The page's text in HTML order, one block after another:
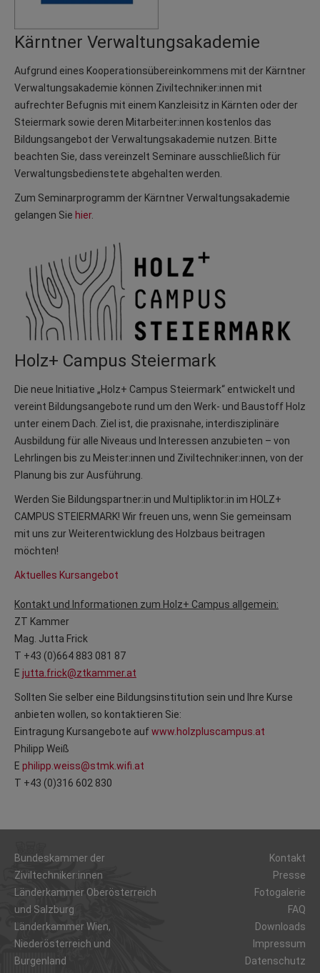
Kärntner Verwaltungsakademie
Aufgrund eines Kooperationsübereinkommens mit der Kärntner
Verwaltungsakademie können Ziviltechniker:innen mit
aufrechter Befugnis mit einem Kanzleisitz in Kärnten oder der
Steiermark sowie deren Mitarbeiter:innen kostenlos das
Bildungsangebot der Verwaltungsakademie nutzen. Bitte
beachten Sie, dass vereinzelt Seminare ausschließlich für
Verwaltungsbedienstete abgehalten werden.
Zum Seminarprogramm der Kärntner Verwaltungsakademie
gelangen Sie hier.
Holz+ Campus Steiermark
Die neue Initiative „Holz+ Campus Steiermark“ entwickelt und
vereint Bildungsangebote rund um den Werk- und Baustoff Holz
unter einem Dach. Ziel ist, die praxisnahe, interdisziplinäre
Ausbildung für alle Niveaus und Interessen anzubieten – von
Lehrlingen bis zu Meister:innen und Ziviltechniker:innen, von der
Planung bis zur Ausführung.
Werden Sie Bildungspartner:in und Multipliktor:in im HOLZ+
CAMPUS STEIERMARK! Wir freuen uns, wenn Sie gemeinsam
mit uns zur Weiterentwicklung des Holzbaus beitragen
möchten!
Aktuelles Kursangebot
Kontakt und Informationen zum Holz+ Campus allgemein:
ZT Kammer
Mag. Jutta Frick
T +43 (0)664 883 081 87
E jutta.frick@ztkammer.at
Sollten Sie selber eine Bildungsinstitution sein und Ihre Kurse
anbieten wollen, so kontaktieren Sie:
Eintragung Kursangebote aufwww.holzpluscampus.at
Philipp Weiß
E philipp.weiss@stmk.wifi.at
T +43 (0)316 602 830
Bundeskammer der
Ziviltechniker:innen
Länderkammer Oberösterreich
und Salzburg
Länderkammer Wien,
Niederösterreich und
Burgenland
Kontakt
Presse
Fotogalerie
FAQ
Downloads
Impressum
Datenschutz